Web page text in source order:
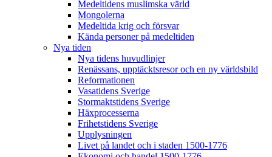
Medeltidens muslimska värld
Mongolerna
Medeltida krig och försvar
Kända personer på medeltiden
Nya tiden
Nya tidens huvudlinjer
Renässans, upptäcktsresor och en ny världsbild
Reformationen
Vasatidens Sverige
Stormaktstidens Sverige
Häxprocesserna
Frihetstidens Sverige
Upplysningen
Livet på landet och i staden 1500-1776